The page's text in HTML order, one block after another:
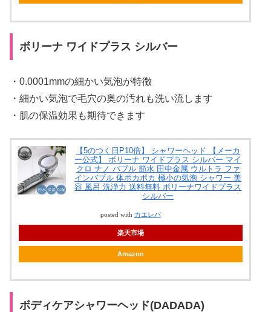
ボリーナ ワイドプラス シルバー
・0.0001mmの細かい気泡が特徴
・細かい気泡で毛穴の奥の汚れも洗い流します
・肌の保温効果も期待できます
【5のつく日P10倍】 シャワーヘッド 【メーカ
ー公式】 ボリーナ ワイドプラス シルバー マイ
クロ ナノ バブル 節水 田中金属 ウルトラ ファ
インバブル 体ポカポカ 極小の気泡 シャワー 美
容 風呂 洗浄力 送料無料 ボリーナワイドプラス
シルバー
posted with カエレバ
楽天市場
Amazon
ボディケアシャワーヘッド(DADADA)